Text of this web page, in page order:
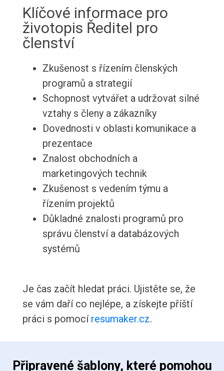
Klíčové informace pro
životopis Ředitel pro
členství
Zkušenost s řízením členských
programů a strategií
Schopnost vytvářet a udržovat silné
vztahy s členy a zákazníky
Dovednosti v oblasti komunikace a
prezentace
Znalost obchodních a
marketingových technik
Zkušenost s vedením týmu a
řízením projektů
Důkladné znalosti programů pro
správu členství a databázových
systémů
Je čas začít hledat práci. Ujistěte se, že
se vám daří co nejlépe, a získejte příští
práci s pomocí resumaker.cz.